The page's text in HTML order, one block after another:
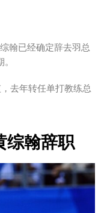
翰已经确定辞去羽总
去年转任单打教练总
综翰辞职